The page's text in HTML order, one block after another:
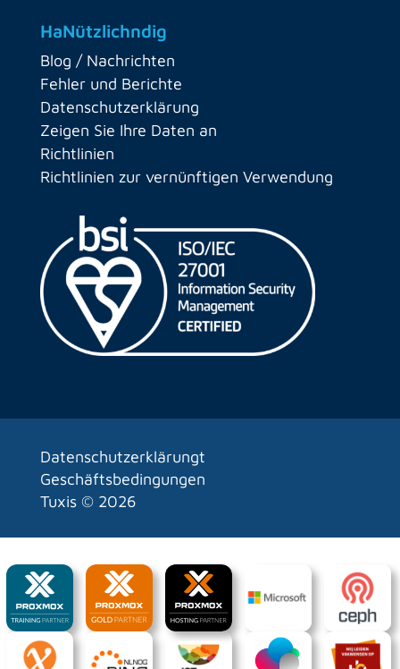
HaNützlichndig
Blog / Nachrichten
Fehler und Berichte
Datenschutzerklärung
Zeigen Sie Ihre Daten an
Richtlinien
Richtlinien zur vernünftigen Verwendung
Datenschutzerklärungt
Geschäftsbedingungen
Tuxis © 2026